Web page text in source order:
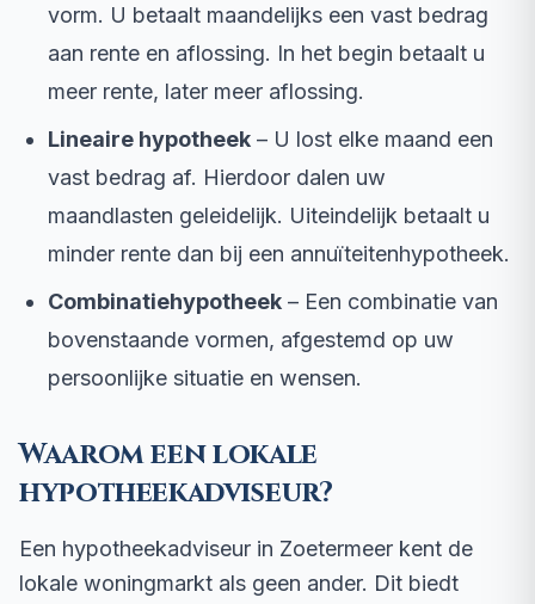
vorm. U betaalt maandelijks een vast bedrag
aan rente en aflossing. In het begin betaalt u
meer rente, later meer aflossing.
Lineaire hypotheek – U lost elke maand een
vast bedrag af. Hierdoor dalen uw
maandlasten geleidelijk. Uiteindelijk betaalt u
minder rente dan bij een annuïteitenhypotheek.
Combinatiehypotheek – Een combinatie van
bovenstaande vormen, afgestemd op uw
persoonlijke situatie en wensen.
Waarom een lokale
hypotheekadviseur?
Een hypotheekadviseur in Zoetermeer kent de
lokale woningmarkt als geen ander. Dit biedt